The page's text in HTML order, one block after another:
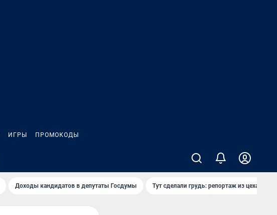
ИГРЫ ПРОМОКОДЫ
Доходы кандидатов в депутаты Госдумы Тут сделали грудь: репортаж из цеха